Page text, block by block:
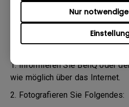
Nur
wir Sie, folgende Informationen
- Dadurch können wir besser
Schaden während des
entstanden ist.
1. Informieren Sie BenQ oder
wie möglich über das Internet.
2. Fotografieren Sie Folgendes: